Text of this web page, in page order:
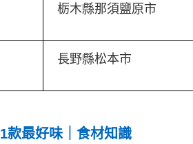
栃木縣那須鹽原市
長野縣松本市
款最好味｜食材知識